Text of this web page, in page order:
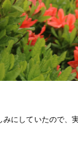
にしていたので、